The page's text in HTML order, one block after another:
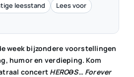
leesstand
Lees voor
week bijzondere voorstellingen
humor en verdieping. Kom
concert HEROƏS… Forever